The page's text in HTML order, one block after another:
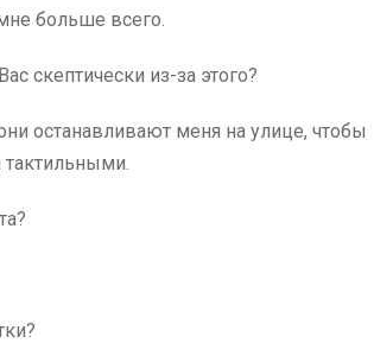
больше всего.
скептически из-за этого?
останавливают меня на улице, чтобы
тактильными.